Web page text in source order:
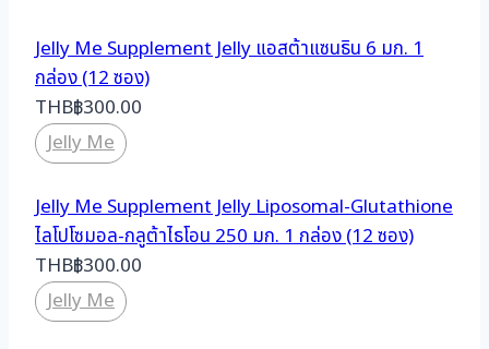
Jelly Me Supplement Jelly แอสต้าแซนธิน 6 มก. 1
กล่อง (12 ซอง)
THB฿300.00
Jelly Me
Jelly Me Supplement Jelly Liposomal-Glutathione
ไลโปโซมอล-กลูต้าไธโอน 250 มก. 1 กล่อง (12 ซอง)
THB฿300.00
Jelly Me